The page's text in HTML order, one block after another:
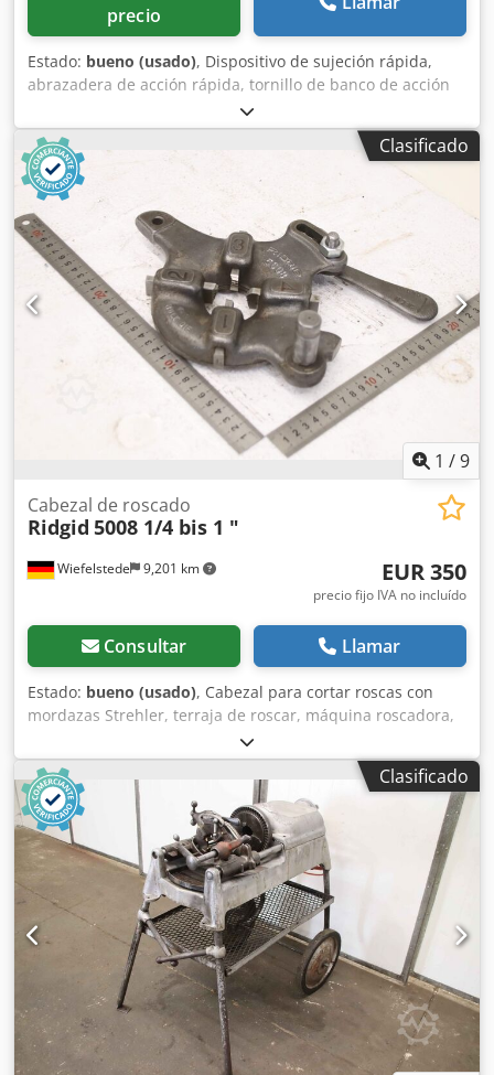
precio
Estado: bueno (usado), Dispositivo de sujeción rápida,
abrazadera de acción rápida, tornillo de banco de acción
rápida, dispositivo de taladrado, tornillo de banco para
máquina, tornillo de banco para máquina taladradora,
manguito de sujeción, pinza Cjdpfx Akev Uw Ame Ajrf -
Cabezal de corte de rosca: cabezal de corte de rosca de
apertura automática -Tipo: CH7-44 -Imagen: M48 -Pinza: Ø
25 mm -Dimensiones: 330/210/H135 mm -Peso: 17,4 kg
Clasificado
1 /9
Wiefelstede 9,201 km
Cabezal de roscado
Ridgid 5008 1/4 bis 1 "
EUR 350
precio fijo IVA no incluído
Consultar Llamar
Estado: bueno (usado), Cabezal para cortar roscas con
mordazas Strehler, terraja de roscar, máquina roscadora,
terraja para roscado de tubos, cabezal cortador, cabezal
para corte de pernos Crjdpfjyquwqex Ak Ajf - Fabricante:
Ridgid, cabezal modelo 5008 - Tamaño de tubo: 1/4 a 1 " -
Mordazas de corte integradas: 1" - Dimensiones:
190/240/H75 mm - Peso: 3,4 kg
Clasificado